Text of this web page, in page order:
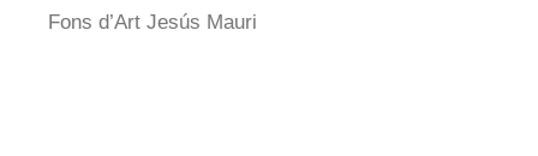
Fons d’Art Jesús Mauri